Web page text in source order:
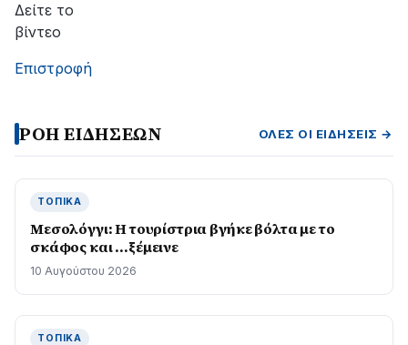
Δείτε το
βίντεο
Επιστροφή
ΡΟΗ ΕΙΔΗΣΕΩΝ ΌΛΕΣ ΟΙ ΕΙΔΉΣΕΙΣ →
ΤΟΠΙΚΆ
Μεσολόγγι: Η τουρίστρια βγήκε βόλτα με το
σκάφος και …ξέμεινε
10 Αυγούστου 2026
ΤΟΠΙΚΆ